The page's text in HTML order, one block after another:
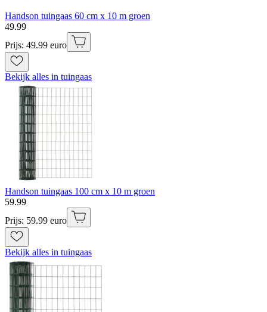
Handson tuingaas 60 cm x 10 m groen
49.99
Prijs: 49.99 euro
Bekijk alles in tuingaas
Handson tuingaas 100 cm x 10 m groen
59.99
Prijs: 59.99 euro
Bekijk alles in tuingaas